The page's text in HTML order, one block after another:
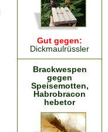
Gut gegen:
Dickmaulrüssler
Brackwespen
gegen
Speisemotten,
Habrobracon
hebetor